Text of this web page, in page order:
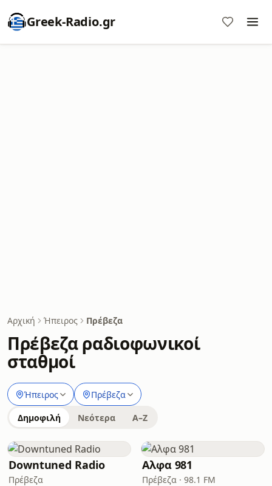
Greek-Radio.gr
Αρχική Ήπειρος Πρέβεζα
Πρέβεζα ραδιοφωνικοί
σταθμοί
Ήπειρος Πρέβεζα
Δημοφιλή Νεότερα A–Z
Downtuned Radio
Πρέβεζα
Αλφα 981
Πρέβεζα · 98.1 FM